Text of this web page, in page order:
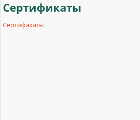
Сертификаты
Сертификаты